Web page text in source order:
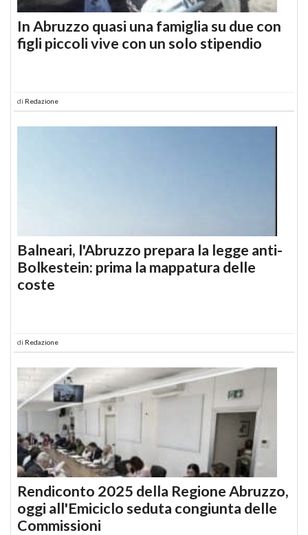
In Abruzzo quasi una famiglia su due con
figli piccoli vive con un solo stipendio
di Redazione
Balneari, l'Abruzzo prepara la legge anti-
Bolkestein: prima la mappatura delle
coste
di Redazione
Rendiconto 2025 della Regione Abruzzo,
oggi all'Emiciclo seduta congiunta delle
Commissioni